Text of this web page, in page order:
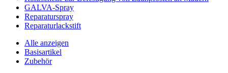
GALVA-Spray
Reparaturspray
Reparaturlackstift
Alle anzeigen
Basisartikel
Zubehör